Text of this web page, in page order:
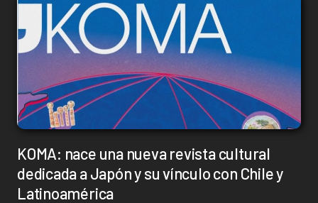
KOMA: nace una nueva revista cultural
dedicada a Japón y su vínculo con Chile y
Latinoamérica